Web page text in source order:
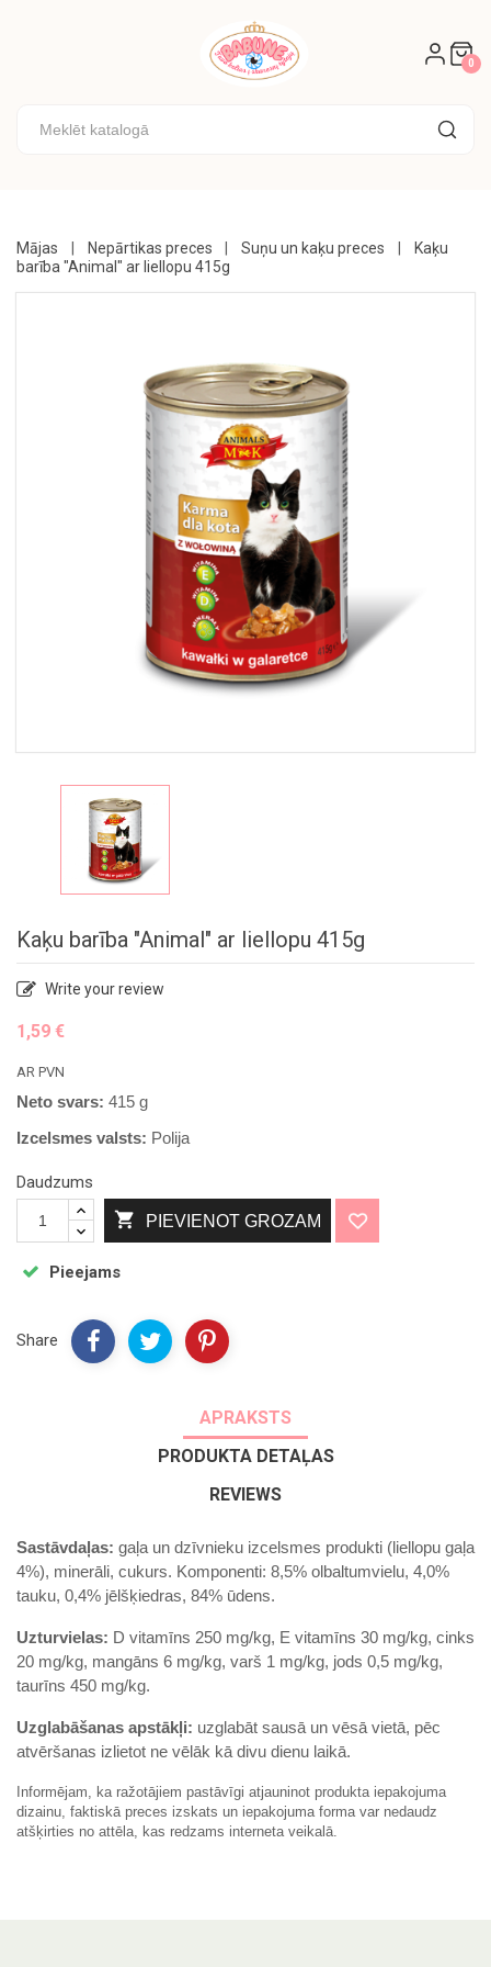
0
🍭
KONDITOREJA
UZKODAS
PĀRTIKAS
KONSERVĒTS
NEPĀRTIKAS
GARDUMU
KOMPLEKTI
Mājas Nepārtikas preces Suņu un kaķu preces
Kaķu
barība "Animal" ar liellopu 415g
Kaķu barība "Animal" ar liellopu 415g
Write your review
1,59 €
AR PVN
Neto svars: 415 g
Izcelsmes valsts: Polija
Daudzums
 PIEVIENOT GROZAM
Pieejams
Share
APRAKSTS
PRODUKTA DETAĻAS
REVIEWS
Sastāvdaļas: gaļa un dzīvnieku izcelsmes produkti (liellopu gaļa
4%), minerāli, cukurs. Komponenti: 8,5% olbaltumvielu, 4,0%
tauku, 0,4% jēlšķiedras, 84% ūdens.
Uzturvielas: D vitamīns 250 mg/kg, E vitamīns 30 mg/kg, cinks
20 mg/kg, mangāns 6 mg/kg, varš 1 mg/kg, jods 0,5 mg/kg,
taurīns 450 mg/kg.
Uzglabāšanas apstākļi: uzglabāt sausā un vēsā vietā, pēc
atvēršanas izlietot ne vēlāk kā divu dienu laikā.
Informējam, ka ražotājiem pastāvīgi atjauninot produkta iepakojuma
dizainu, faktiskā preces izskats un iepakojuma forma var nedaudz
atšķirties no attēla, kas redzams interneta veikalā.